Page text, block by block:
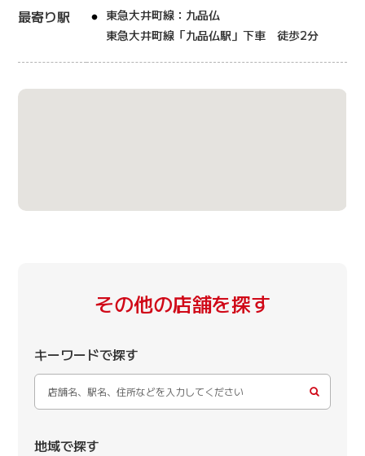
最寄り駅
東急大井町線：九品仏
東急大井町線「九品仏駅」下車 徒歩2分
その他の店舗を探す
キーワードで探す
地域で探す